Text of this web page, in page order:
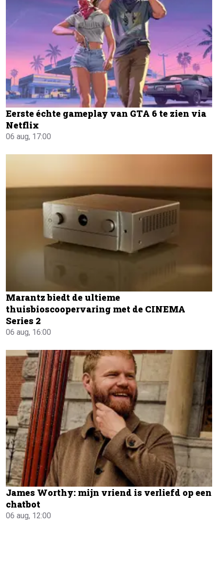
Eerste échte gameplay van GTA 6 te zien via
Netflix
06 aug, 17:00
Marantz biedt de ultieme
thuisbioscoopervaring met de CINEMA
Series 2
06 aug, 16:00
James Worthy: mijn vriend is verliefd op een
chatbot
06 aug, 12:00